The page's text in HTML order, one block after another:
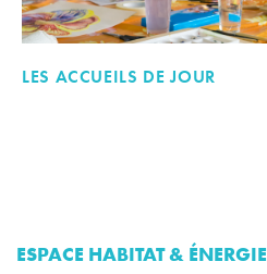
LES ACCUEILS DE JOUR
ESPACE HABITAT & ÉNERGIE